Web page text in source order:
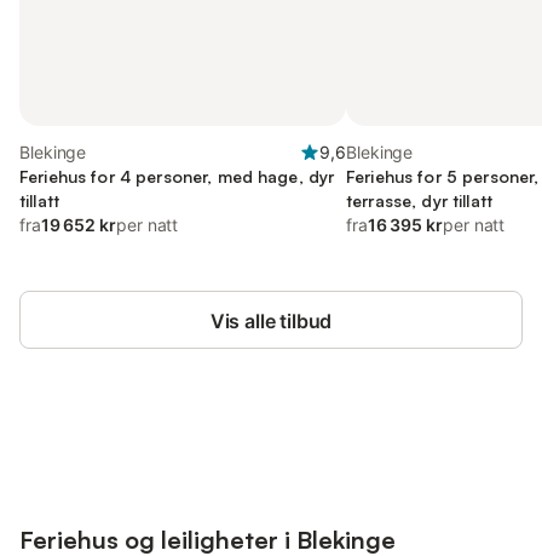
Blekinge
9,6
Feriehus for 4 personer, med hage, dyr
tillatt
fra19 652 krper natt
Blekinge
Feriehus for 5
terrasse, dyr tillatt
fra16 395 krper natt
Vis alle tilbud
Feriehus og leiligheter i Blekinge